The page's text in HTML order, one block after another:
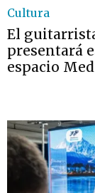
Cultura
El
presentará
espacio